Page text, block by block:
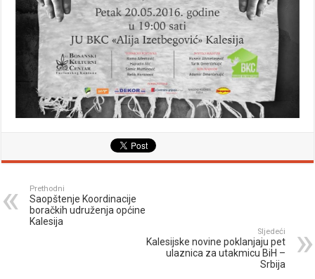
Prethodni
Saopštenje Koordinacije
boračkih udruženja općine
Kalesija
Sljedeći
Kalesijske novine poklanjaju pet
ulaznica za utakmicu BiH –
Srbija